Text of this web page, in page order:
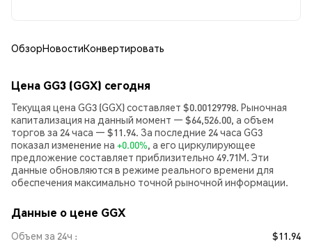
ОбзорНовостиКонвертировать
Цена GG3 (GGX) сегодня
Текущая цена GG3 (GGX) составляет $0.00129798. Рыночная
капитализация на данный момент — $64,526.00, а объем
торгов за 24 часа — $11.94. За последние 24 часа GG3
показал изменение на +0.00%, а его циркулирующее
предложение составляет приблизительно 49.71M. Эти
данные обновляются в режиме реального времени для
обеспечения максимально точной рыночной информации.
Данные о цене GGX
Объем за 24ч
$11.94